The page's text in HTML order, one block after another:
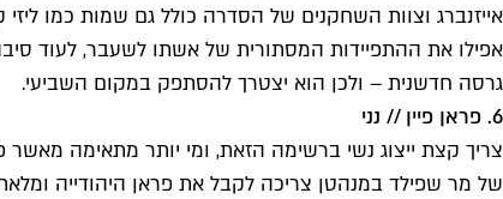
אייזנברג וצוות השחקנים של הסדרה כולל גם שמות כמו
אפילו את ההתפיידות המסתורית של אשתו לשעבר, לעוד
גרסה חדשנית – ולכן הוא יצטרך להסתפק במקום השביעי.
6. פראן פיין // נני
צריך קצת ייצוג נשי ברשימה הזאת, ומי יותר מתאימה מאשר
של מר שפילד במנהטן צריכה לקבל את פראן היהודייה